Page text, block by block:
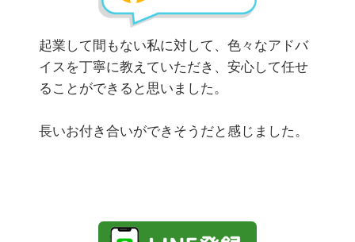
起業して間もない私に対して、色々なアドバ
イスを丁寧に教えていただき、安心して任せ
ることができると思いました。
長いお付き合いができそうだと感じました。